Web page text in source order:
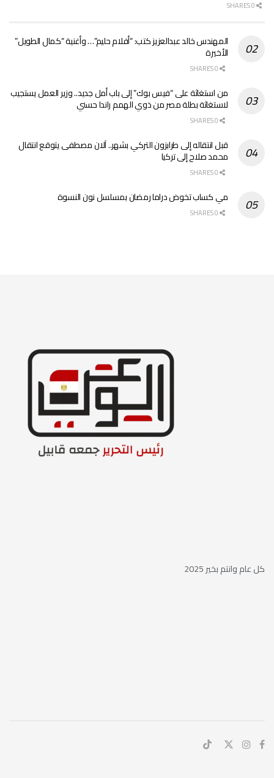
المهندس خالد عبدالعزيز كتب: “أفلام حليم”… وأغنية “كمال الطويل”
الأخيرة
من استغاثة على “فيس بوك” إلى باب أمل جديد.. وزير العمل يستجيب
لاستغاثة بطلة مصر من ذوي الهمم راندا حسني
قبل انتقاله إلى طرابزون التركي بشهر.. آلان مصطفى يتوقع انتقال
محمد صلاح إلى تركيا
مي كساب تخوض دراما رمضان بمسلسل نون النسوة
كل عام وانتم بخير 2025